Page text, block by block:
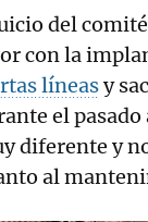
del
con la
líneasy
el pasado
diferente y
al